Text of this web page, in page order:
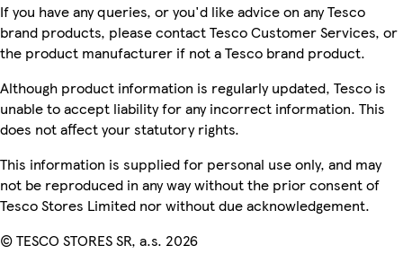
If you have any queries, or you'd like advice on any Tesco
brand products, please contact Tesco Customer Services, or
the product manufacturer if not a Tesco brand product.
Although product information is regularly updated, Tesco is
unable to accept liability for any incorrect information. This
does not affect your statutory rights.
This information is supplied for personal use only, and may
not be reproduced in any way without the prior consent of
Tesco Stores Limited nor without due acknowledgement.
© TESCO STORES SR, a.s. 2026